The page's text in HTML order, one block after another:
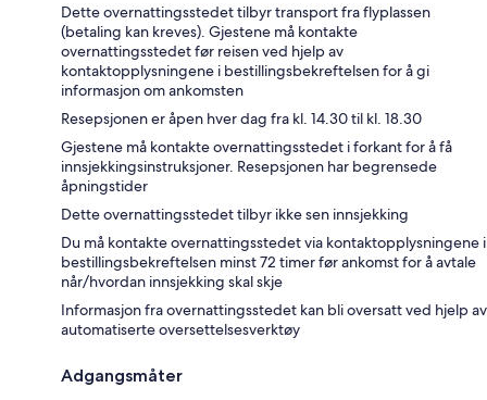
Dette overnattingsstedet tilbyr transport fra flyplassen
(betaling kan kreves). Gjestene må kontakte
overnattingsstedet før reisen ved hjelp av
kontaktopplysningene i bestillingsbekreftelsen for å gi
informasjon om ankomsten
Resepsjonen er åpen hver dag fra kl. 14.30 til kl. 18.30
Gjestene må kontakte overnattingsstedet i forkant for å få
innsjekkingsinstruksjoner. Resepsjonen har begrensede
åpningstider
Dette overnattingsstedet tilbyr ikke sen innsjekking
Du må kontakte overnattingsstedet via kontaktopplysningene i
bestillingsbekreftelsen minst 72 timer før ankomst for å avtale
når/hvordan innsjekking skal skje
Informasjon fra overnattingsstedet kan bli oversatt ved hjelp av
automatiserte oversettelsesverktøy
Adgangsmåter